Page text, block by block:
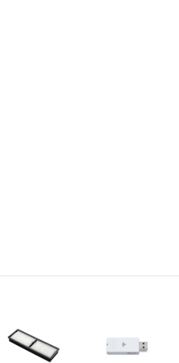
W (silencioso y extendido)
W en espera (comunicación activada)
W en espera (comunicación desactivada)